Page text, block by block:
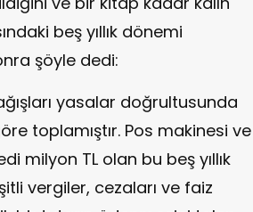
beş yıllık dönemi
şöyle dedi:
yasalar doğrultusunda
toplamıştır. Pos makinesi ve
milyon TL olan bu beş yıllık
vergiler, cezaları ve faiz